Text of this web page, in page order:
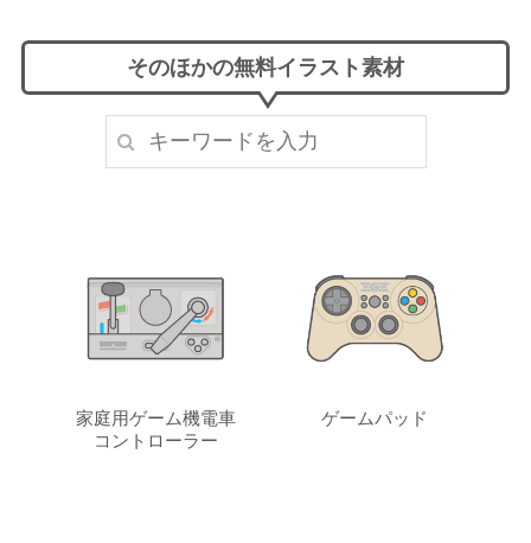
そのほかの無料イラスト素材
家庭用ゲーム機電車
コントローラー
ゲームパッド